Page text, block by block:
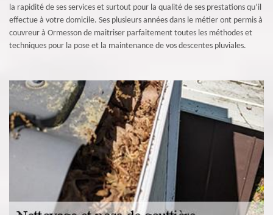
la rapidité de ses services et surtout pour la qualité de ses prestations qu’il
effectue à votre domicile. Ses plusieurs années dans le métier ont permis à
couvreur à Ormesson de maitriser parfaitement toutes les méthodes et
techniques pour la pose et la maintenance de vos descentes pluviales.